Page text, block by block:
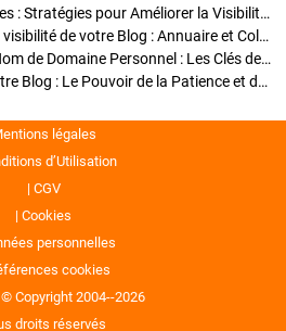
Optimisation SEO des Articles : Stratégies pour Améliorer la Visibilité de Votre Blog
Stratégies pour améliorer la visibilité de votre Blog : Annuaire et Collaborations
Pourquoi Investir dans un Nom de Domaine Personnel : Les Clés de la Réussite de Votre Blog
Comment Faire Émerger Votre Blog : Le Pouvoir de la Patience et de la Persévérance
légales
d’Utilisation
CGV
Cookies
personnelles
cookies
Copyright 2004--2026
droits réservés